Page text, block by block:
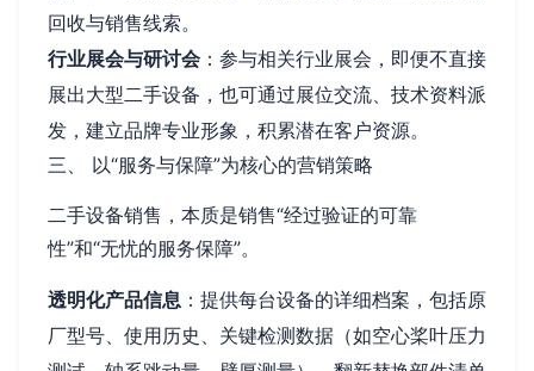
回收与销售线索。
行业展会与研讨会 ：参与相关行业展会，即便不直接
展出大型二手设备，也可通过展位交流、技术资料派
发，建立品牌专业形象，积累潜在客户资源。
三、 以“服务与保障”为核心的营销策略
二手设备销售，本质是销售“经过验证的可靠
性”和“无忧的服务保障”。
透明化产品信息 ：提供每台设备的详细档案，包括原
厂型号、使用历史、关键检测数据（如空心桨叶压力